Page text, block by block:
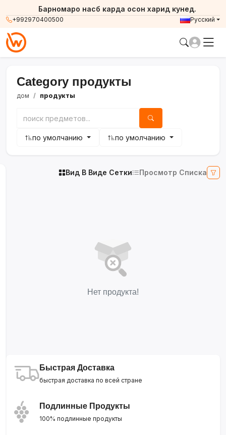
+992970400500
Барномаро насб карда осон харид кунед.
Русский
Category продукты
дом продукты
по умолчанию по умолчанию
Вид В Виде Сетки Просмотр Списка
Нет продукта!
Быстрая Доставка
быстрая доставка по всей стране
Подлинные Продукты
100% подлинные продукты